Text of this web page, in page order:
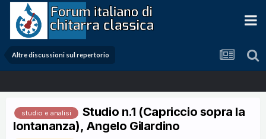
Altre discussioni sul repertorio
studio e analisi
Studio n.1 (Capriccio sopra la
lontananza), Angelo Gilardino